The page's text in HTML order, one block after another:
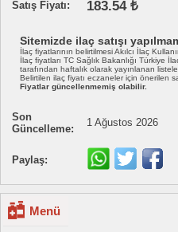
Satış Fiyatı: 183.54 ₺
Sitemizde ilaç satışı
İlaç fiyatlarının belirtilmesi Akılcı İlaç
İlaç fiyatları TC Sağlık Bakanlığı Türkiye
tarafından haftalık olarak yayınlanan
Belirtilen ilaç fiyatı eczaneler için önerilen
Fiyatlar güncellenmemiş olabilir.
Son
Güncelleme:
1 Ağustos 2026
Paylaş:
Menü